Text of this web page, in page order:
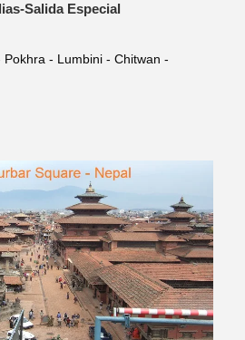
Salida Especial
- Lumbini - Chitwan -